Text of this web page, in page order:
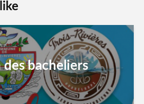
des bacheliers